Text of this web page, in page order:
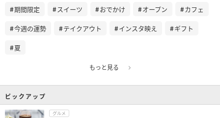
期間限定 スイーツ おでかけ オープン カフェ
今週の運勢 テイクアウト インスタ映え ギフト
夏
もっと見る
ピックアップ
グルメ